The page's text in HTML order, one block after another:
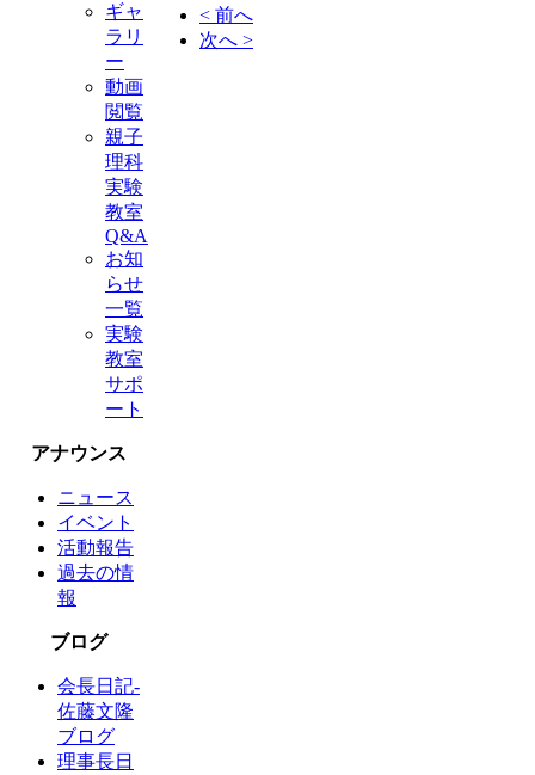
ギャ
ラリ
ー
動画
閲覧
親子
理科
実験
教室
Q&A
お知
らせ
一覧
実験
教室
サポ
ート
アナウンス
ニュース
イベント
活動報告
過去の情
報
ブログ
会長日記-
佐藤文隆
ブログ
理事長日
< 前へ
次へ >